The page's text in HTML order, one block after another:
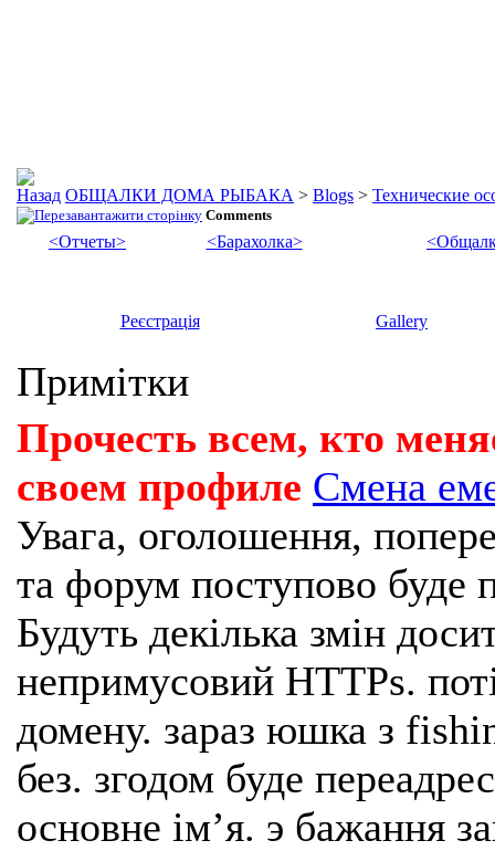
ОБЩАЛКИ ДОМА РЫБАКА > Blogs > Технические
Comments
<Отчеты> <Барахолка>
Реєстрація Gallery
Примітки
Прочесть всем, кто
своем профиле Смена
Увага, оголошення,
та форум поступово буде
Будуть декілька змін
непримусовий HTTPs.
домену. зараз юшка з
без. згодом буде
основне імʼя. э бажання